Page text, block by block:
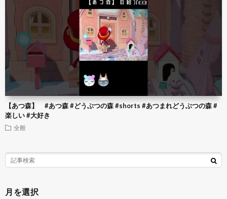
【あつ森】 #あつ森 #どうぶつの森 #shorts #あつまれどうぶつの森 #
楽しい #大好き
全般
月を選択